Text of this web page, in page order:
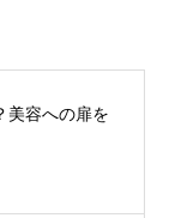
美容への扉を